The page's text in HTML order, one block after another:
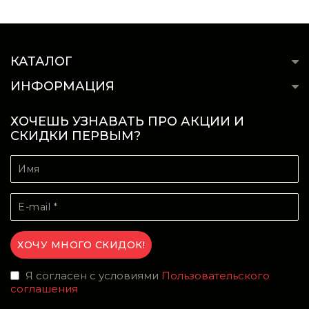
КАТАЛОГ
ИНФОРМАЦИЯ
ХОЧЕШЬ УЗНАВАТЬ ПРО АКЦИИ И
СКИДКИ ПЕРВЫМ?
Я согласен с условиями Пользовательского
соглашения